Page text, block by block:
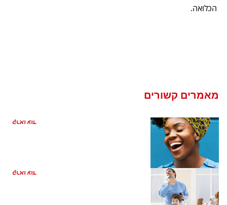
הכלואה.
מאמרים קשורים
קראו עוד
קראו עוד